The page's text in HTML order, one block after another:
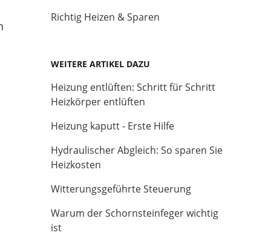
Richtig Heizen & Sparen
WEITERE ARTIKEL DAZU
Heizung entlüften: Schritt für Schritt
Heizkörper entlüften
Heizung kaputt - Erste Hilfe
Hydraulischer Abgleich: So sparen Sie
Heizkosten
Witterungsgeführte Steuerung
Warum der Schornsteinfeger wichtig
ist